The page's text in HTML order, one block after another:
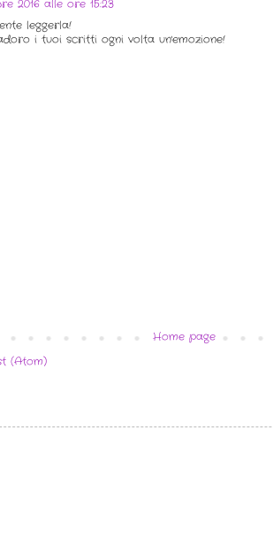
2016 alle ore 15:23
leggerla!
i tuoi scritti ogni volta un'emozione!
Home page
(Atom)